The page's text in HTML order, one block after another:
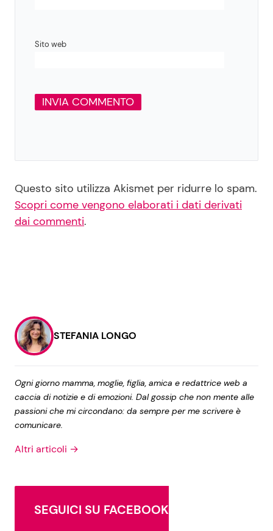
Sito web
Questo sito utilizza Akismet per ridurre lo spam.
Scopri come vengono elaborati i dati derivati
dai commenti.
STEFANIA LONGO
Ogni giorno mamma, moglie, figlia, amica e redattrice web a
caccia di notizie e di emozioni. Dal gossip che non mente alle
passioni che mi circondano: da sempre per me scrivere è
comunicare.
Altri articoli →
SEGUICI SU FACEBOOK